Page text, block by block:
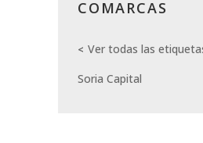
COMARCAS
Ver todas las
Soria Capital